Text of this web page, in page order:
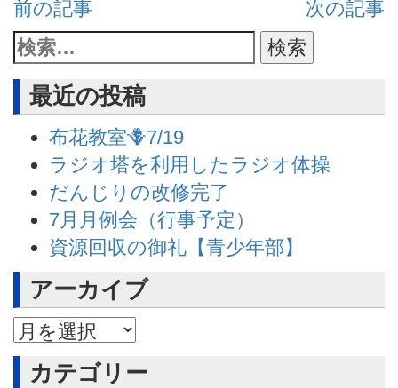
前の記事
次の記事
最近の投稿
布花教室🪻7/19
ラジオ塔を利用したラジオ体操
だんじりの改修完了
7月月例会（行事予定）
資源回収の御礼【青少年部】
アーカイブ
アーカイブ
カテゴリー